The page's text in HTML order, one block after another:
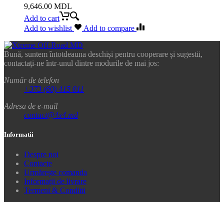
9,646.00 MDL
Add to cart
Add to wishlist
Add to compare
Bună, suntem întotdeauna deschiși pentru cooperare și sugestii,
contactați-ne într-unul dintre modurile de mai jos:
Număr de telefon
+373 (60) 415 011
Adresa de e-mail
contact@4x4.md
Informatii
Despre noi
Contacte
Urmărește comanda
Informații de livrare
Termeni & Conditii